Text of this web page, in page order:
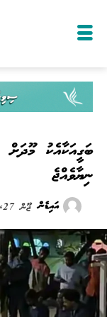
ނިޔާވެއްޖެ
އައިޑެން ޖޫން 27, 2026